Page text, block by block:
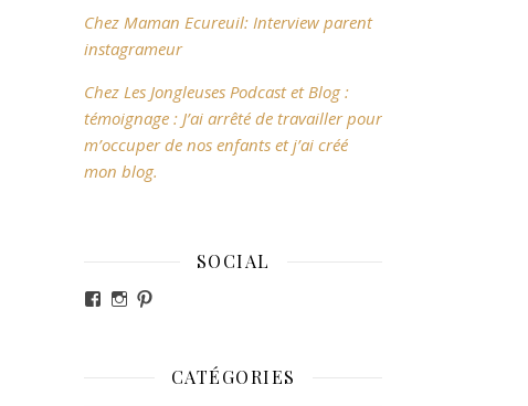
Chez Maman Ecureuil: Interview parent
instagrameur
Chez Les Jongleuses Podcast et Blog :
témoignage : J’ai arrêté de travailler pour
m’occuper de nos enfants et j’ai créé
mon blog.
SOCIAL
Voir le profil de revesdefripouilles sur Facebook
Voir le profil de claire_revesdefripouilles sur
CATÉGORIES